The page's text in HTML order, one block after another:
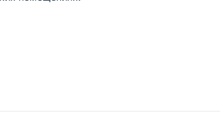
ЕАЭС, производится по российским